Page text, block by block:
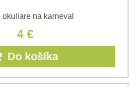
okuliare na karneval
4 €
Do košíka